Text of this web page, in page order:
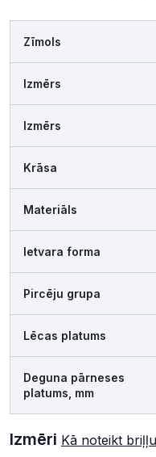
Zīmols
Izmērs
Izmērs
Krāsa
Materiāls
Ietvara forma
Pircēju grupa
Lēcas platums
Deguna pārneses
platums, mm
Izmēri Kā noteikt